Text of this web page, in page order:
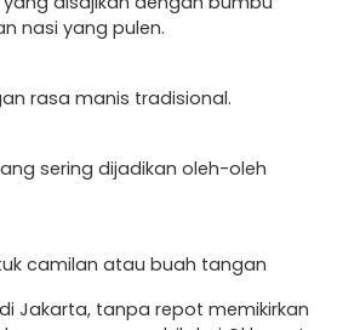
nasi yang pulen.
rasa manis tradisional.
sering dijadikan oleh-oleh
camilan atau buah tangan
Jakarta, tanpa repot memikirkan